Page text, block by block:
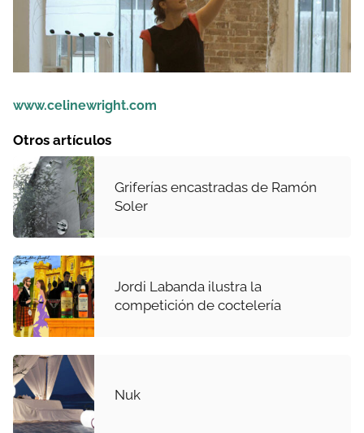
www.celinewright.com
Otros artículos
Griferías encastradas de Ramón
Soler
Jordi Labanda ilustra la
competición de coctelería
Nuk